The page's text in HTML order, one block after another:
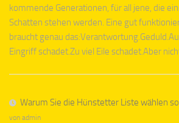
kommende Generationen, für all jene, die
Schatten stehen werden. Eine gut
braucht genau
Eingriff schadet.Zu viel Eile schadet.Aber
Warum Sie die Hünstetter Liste wählen
von admin